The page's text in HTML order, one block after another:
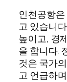
인천공항
고 있습니
높이고, 경
을 합니다.
것은 국가
고 언급하